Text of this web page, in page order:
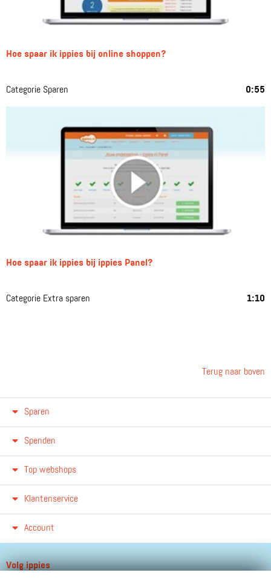
Hoe spaar ik ippies bij online shoppen?
Categorie Sparen 0:55
Hoe spaar ik ippies bij ippies Panel?
Categorie Extra sparen 1:10
Terug naar boven
Sparen
Spenden
Top webshops
Klantenservice
Account
Volg ippies